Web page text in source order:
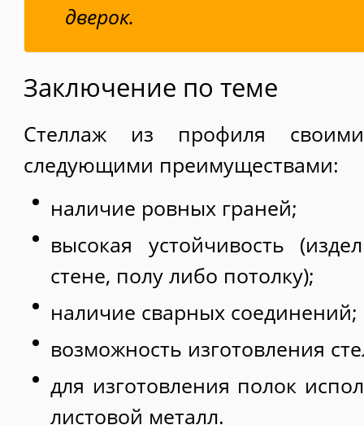
дверок.
Заключение по теме
Стеллаж из профиля
следующими преимуществами:
наличие ровных граней;
высокая устойчивость
стене, полу либо потолку);
наличие сварных соединений;
возможность изготовления
для изготовления полок
листовой металл.